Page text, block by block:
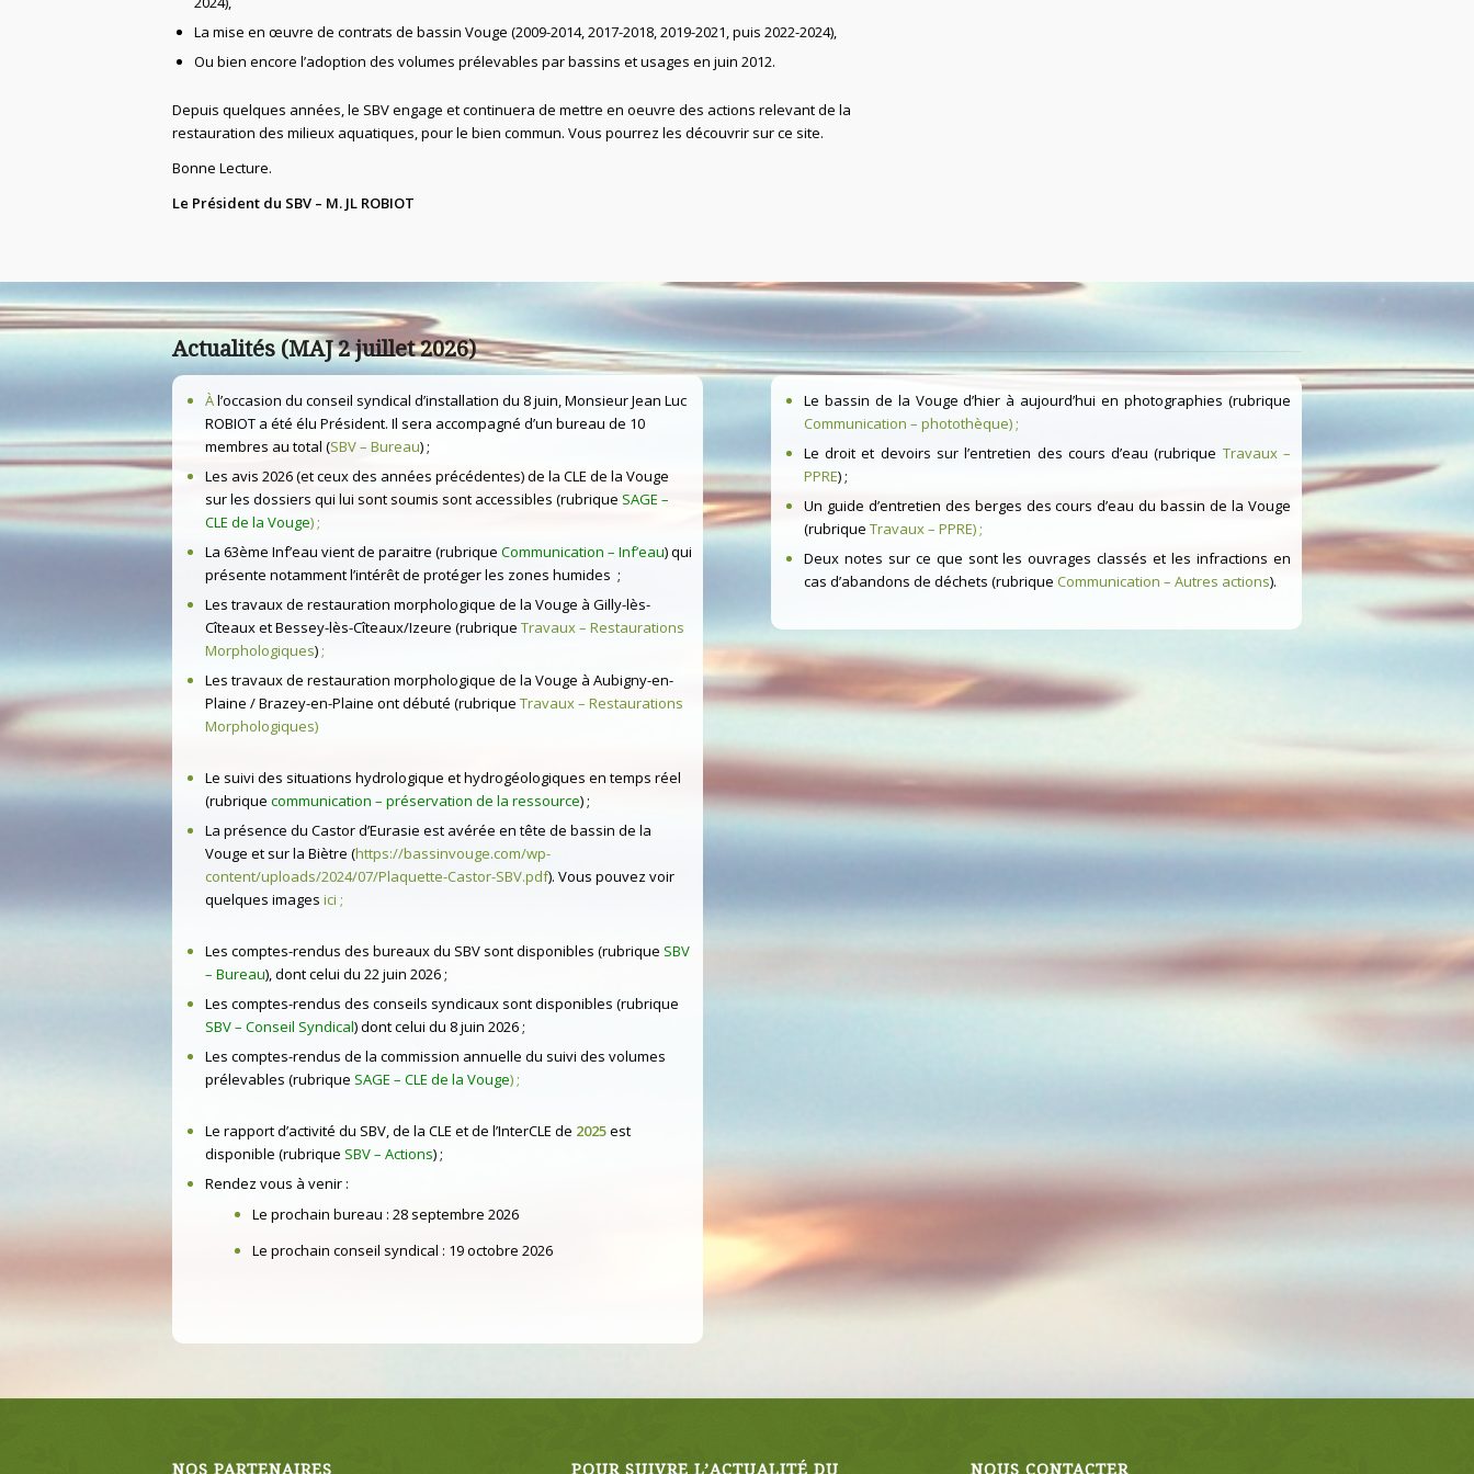
La mise en œuvre de contrats de bassin Vouge (2009-2014, 2017-2018, 2019-2021, puis 2022-2024),
Ou bien encore l’adoption des volumes prélevables par bassins et usages en juin 2012.
Depuis quelques années, le SBV engage et continuera de mettre en oeuvre des actions relevant de la
restauration des milieux aquatiques, pour le bien commun. Vous pourrez les découvrir sur ce site.
Bonne Lecture.
Le Président du SBV – M. JL ROBIOT
Actualités (MAJ 2 juillet 2026)
Àl’occasion du conseil syndical d’installation du 8 juin, Monsieur Jean Luc
ROBIOT a été élu Président. Il sera accompagné d’un bureau de 10
membres au total (SBV – Bureau) ;
Les avis 2026 (et ceux des années précédentes) de la CLE de la Vouge
sur les dossiers qui lui sont soumis sont accessibles (rubrique SAGE –
CLE de la Vouge) ;
La 63ème Inf’eau vient de paraitre (rubrique Communication – Inf’eau) qui
présente notamment l’intérêt de protéger les zones humides ;
Les travaux de restauration morphologique de la Vouge à Gilly-lès-
Cîteaux et Bessey-lès-Cîteaux/Izeure (rubrique Travaux – Restaurations
Morphologiques);
Les travaux de restauration morphologique de la Vouge à Aubigny-en-
Plaine / Brazey-en-Plaine ont débuté (rubrique Travaux – Restaurations
Morphologiques)
Le suivi des situations hydrologique et hydrogéologiques en temps réel
(rubrique communication – préservation de la ressource) ;
La présence du Castor d’Eurasie est avérée en tête de bassin de la
Vouge et sur la Biètre (https://bassinvouge.com/wp-
content/uploads/2024/07/Plaquette-Castor-SBV.pdf). Vous pouvez voir
quelques images ici ;
Les comptes-rendus des bureaux du SBV sont disponibles (rubrique SBV
– Bureau), dont celui du 22 juin 2026 ;
Les comptes-rendus des conseils syndicaux sont disponibles (rubrique
SBV – Conseil Syndical) dont celui du 8 juin 2026 ;
Les comptes-rendus de la commission annuelle du suivi des volumes
prélevables (rubrique SAGE – CLE de la Vouge) ;
Le rapport d’activité du SBV, de la CLE et de l’InterCLE de 2025est
disponible (rubrique SBV – Actions) ;
Rendez vous à venir :
Le prochain bureau : 28 septembre 2026
Le prochain conseil syndical : 19 octobre 2026
Le bassin de la Vouge d’hier à aujourd’hui en photographies (rubrique
Communication – photothèque) ;
Le droit et devoirs sur l’entretien des cours d’eau (rubrique Travaux –
PPRE) ;
Un guide d’entretien des berges des cours d’eau du bassin de la Vouge
(rubrique Travaux – PPRE) ;
Deux notes sur ce que sont les ouvrages classés et les infractions en
cas d’abandons de déchets (rubrique Communication – Autres actions).
NOS PARTENAIRES POUR SUIVRE L’ACTUALITÉ DU NOUS CONTACTER